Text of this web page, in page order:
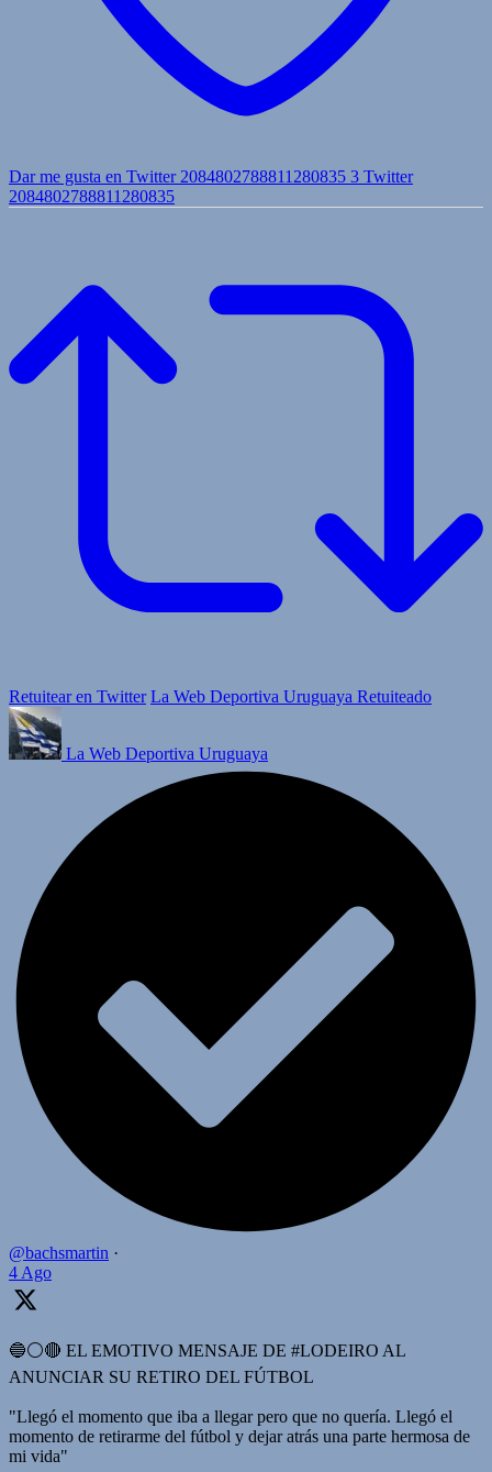
Dar me gusta en Twitter 2084802788811280835 3 Twitter
2084802788811280835
Retuitear en Twitter La Web Deportiva Uruguaya Retuiteado
La Web Deportiva Uruguaya
@bachsmartin ·
4 Ago
🔵⚪️🔴 EL EMOTIVO MENSAJE DE #LODEIRO AL
ANUNCIAR SU RETIRO DEL FÚTBOL
"Llegó el momento que iba a llegar pero que no quería. Llegó el
momento de retirarme del fútbol y dejar atrás una parte hermosa de
mi vida"